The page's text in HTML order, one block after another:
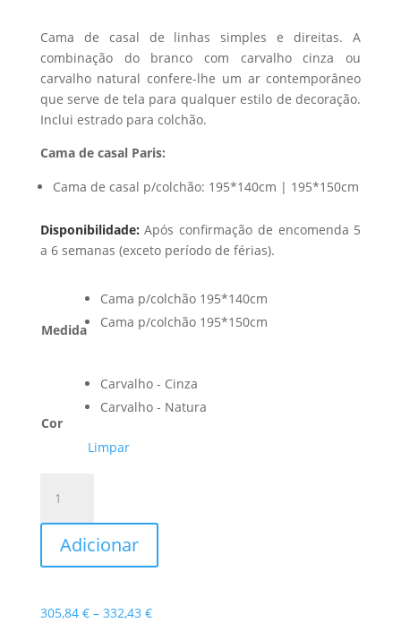
305,84 €
through
332,43 €
Cama de casal de linhas simples e direitas. A
combinação do branco com carvalho cinza ou
carvalho natural confere-lhe um ar contemporâneo
que serve de tela para qualquer estilo de decoração.
Inclui estrado para colchão.
Cama de casal Paris:
Cama de casal p/colchão: 195*140cm | 195*150cm
Disponibilidade:Após confirmação de encomenda 5
a 6 semanas (exceto período de férias).
Medida
Cama p/colchão 195*140cm
Cama p/colchão 195*150cm
Cor
Carvalho - Cinza
Carvalho - Natura
Limpar
Cama
Casal
Adicionar
305,84 € – 332,43 €Price